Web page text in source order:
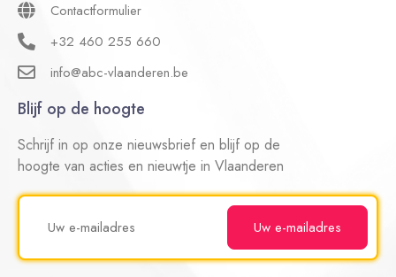
Contactformulier
+32 460 255 660
info@abc-vlaanderen.be
Blijf op de hoogte
Schrijf in op onze nieuwsbrief en blijf op de
hoogte van acties en nieuwtje in Vlaanderen